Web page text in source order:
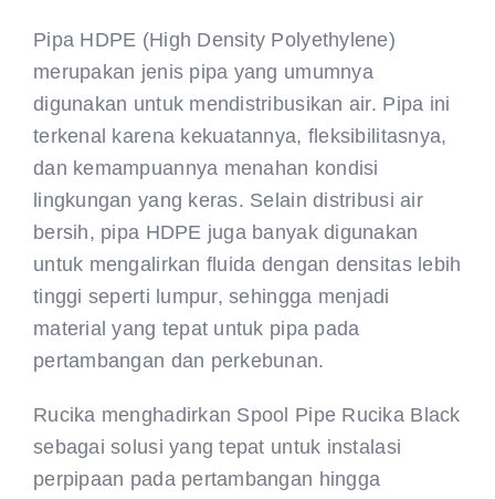
Pipa HDPE (High Density Polyethylene)
merupakan jenis pipa yang umumnya
digunakan untuk mendistribusikan air. Pipa ini
terkenal karena kekuatannya, fleksibilitasnya,
dan kemampuannya menahan kondisi
lingkungan yang keras. Selain distribusi air
bersih, pipa HDPE juga banyak digunakan
untuk mengalirkan fluida dengan densitas lebih
tinggi seperti lumpur, sehingga menjadi
material yang tepat untuk pipa pada
pertambangan dan perkebunan.
Rucika menghadirkan Spool Pipe Rucika Black
sebagai solusi yang tepat untuk instalasi
perpipaan pada pertambangan hingga